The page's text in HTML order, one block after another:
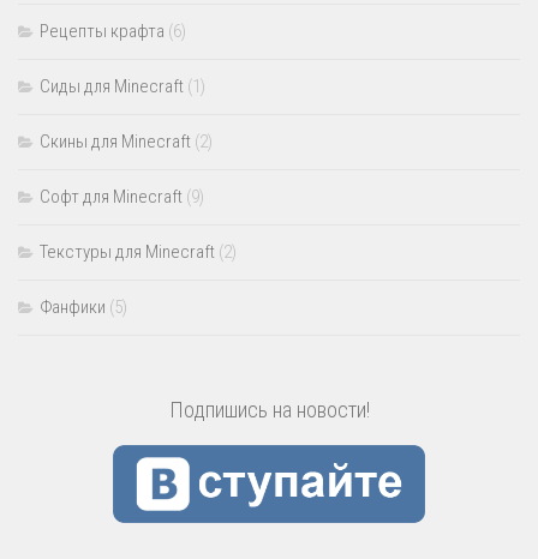
Рецепты крафта (6)
Сиды для Minecraft (1)
Скины для Minecraft (2)
Софт для Minecraft (9)
Текстуры для Minecraft (2)
Фанфики (5)
Подпишись на новости!